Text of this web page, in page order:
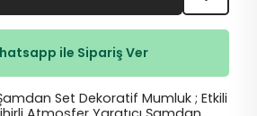
ile Sipariş Ver
Set Dekoratif Mumluk ; Etkili